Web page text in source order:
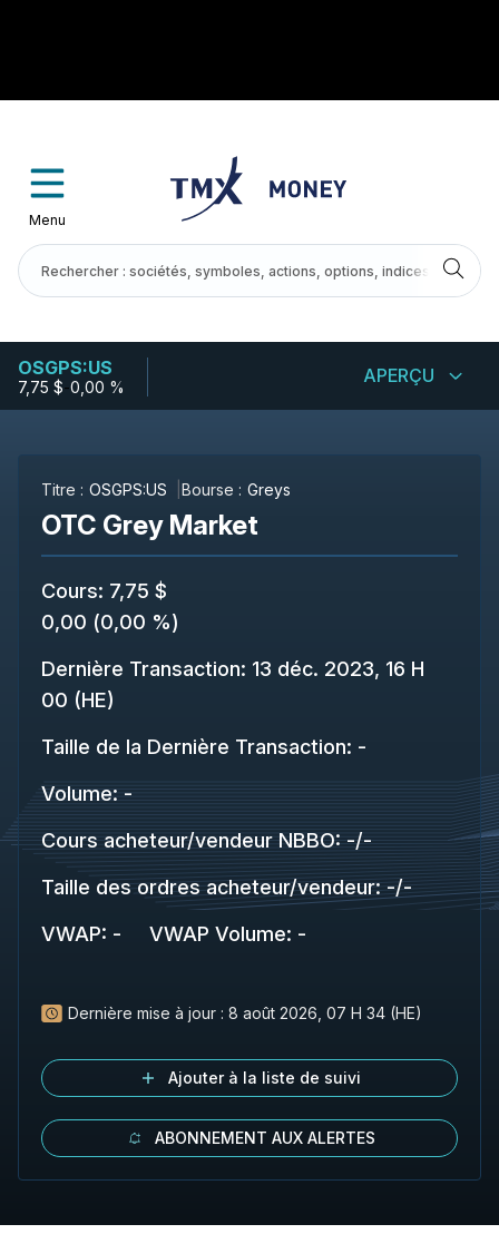
Menu
OSGPS:US
7,75 $-0,00 % APERÇU
Titre : OSGPS:US Bourse : Greys
OTC Grey Market
Cours: 7,75 $
0,00 (0,00 %)
Dernière Transaction: 13 déc. 2023, 16 H
00 (HE)
Taille de la Dernière Transaction: -
Volume: -
Cours acheteur/vendeur NBBO: -/-
Taille des ordres acheteur/vendeur: -/-
VWAP: - VWAP Volume: -
Dernière mise à jour : 8 août 2026, 07 H 34 (HE)
Ajouter à la liste de suivi
ABONNEMENT AUX ALERTES